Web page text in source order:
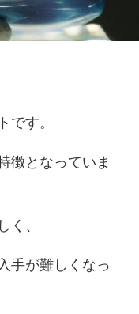
です。
徴となっていま
、
手が難しくなっ